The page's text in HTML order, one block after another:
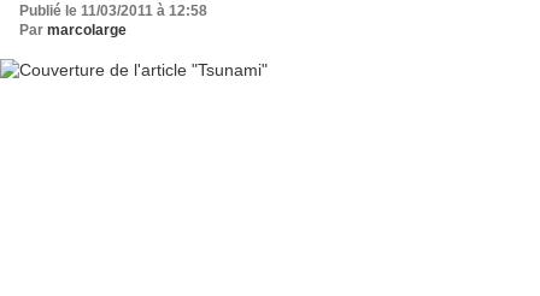
Publié le 11/03/2011 à 12:58
Par marcolarge